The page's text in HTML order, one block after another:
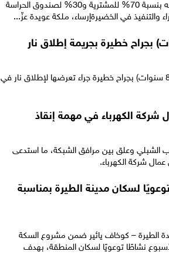
مصادرة جزئية لمبلغ التأمين وتوزيعه بنسبة 70% للمشترية و30% لصندوق الحراسة
والتنفيذ في الخضيرةإرساء، ملكة عويدة عزّ...
أصيبت مساء اليوم الاثنين، طفلة (8 سنوات) بجراح خطيرة جراء تعرضها لإطلاق نار في
شركة الكهرباء في مهمة إنقاذ
وعلق بين مرافق الشبكة، ما استدعى
عمال شركة الكهرباء.
لسكان مدينة الطيرة بمناسبة
الطيرة – كوخاف يائير ضمن مشروع السكة
نشاطًا توعويًا لسكان المنطقة، بهدف